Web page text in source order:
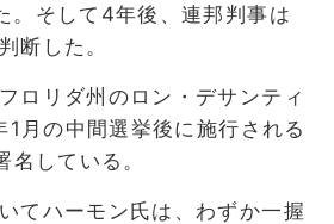
。そして4年後、連邦判事は
断した。
ロリダ州のロン・デサンティ
月の中間選挙後に施行される
している。
てハーモン氏は、わずか一握